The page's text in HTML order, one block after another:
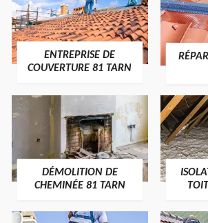
ENTREPRISE DE
COUVERTURE 81 TARN
DÉMOLITION DE
CHEMINÉE 81 TARN